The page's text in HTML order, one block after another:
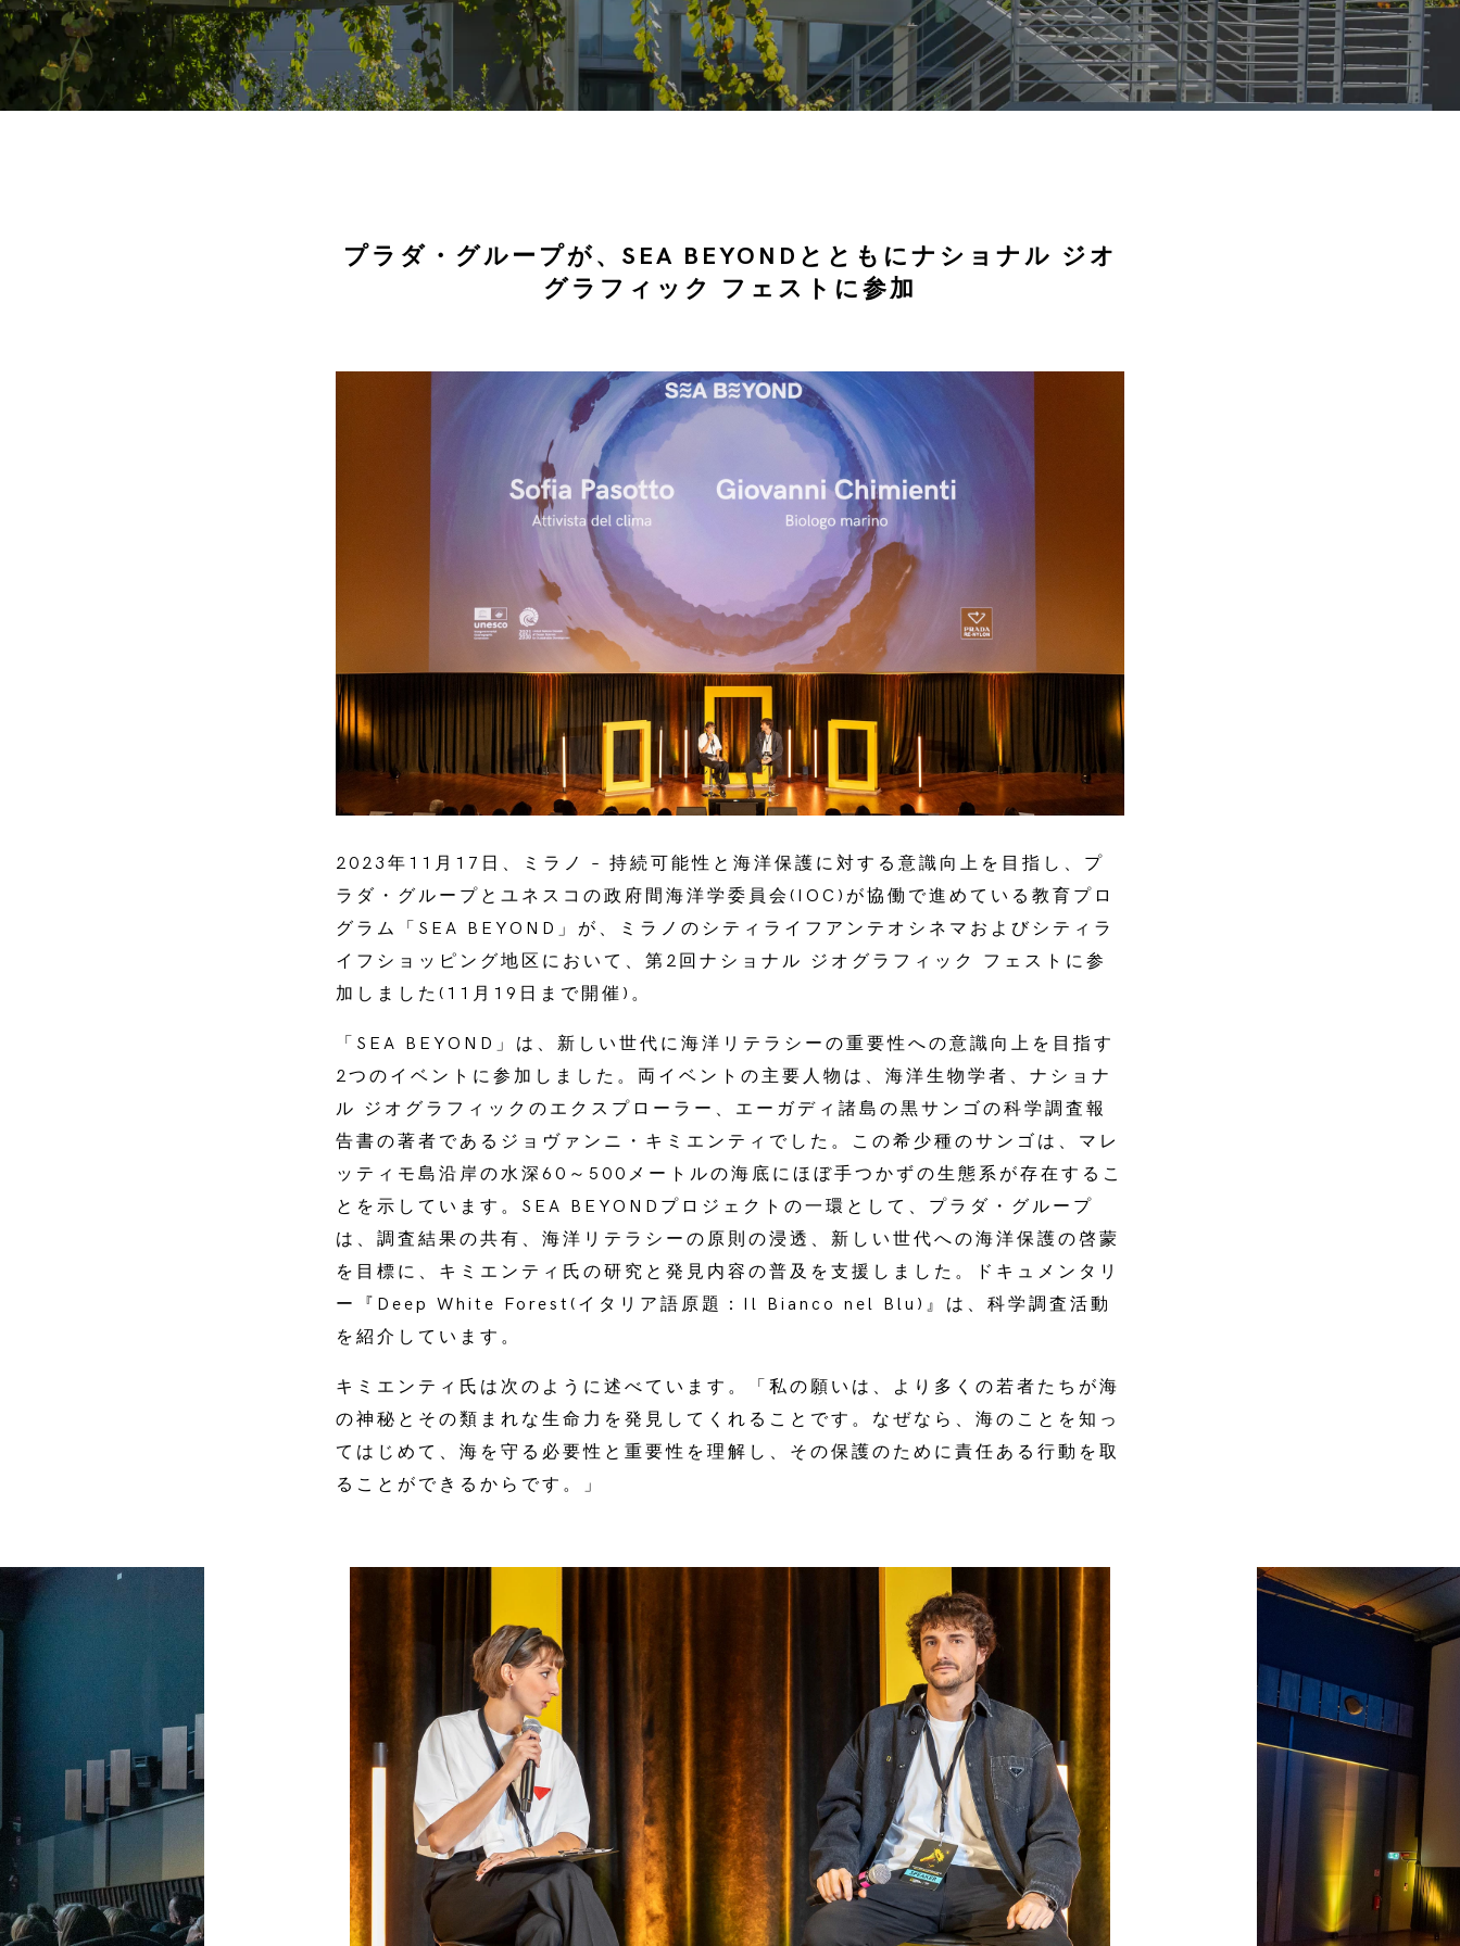
プラダ・グループが、SEA BEYONDとともにナショナル ジオ
グラフィック フェストに参加
2023年11月17日、ミラノ – 持続可能性と海洋保護に対する意識向上を目指し、プ
ラダ・グループとユネスコの政府間海洋学委員会(IOC)が協働で進めている教育プロ
グラム「SEA BEYOND」が、ミラノのシティライフアンテオシネマおよびシティラ
イフショッピング地区において、第2回ナショナル ジオグラフィック フェストに参
加しました(11月19日まで開催)。
「SEA BEYOND」は、新しい世代に海洋リテラシーの重要性への意識向上を目指す
2つのイベントに参加しました。両イベントの主要人物は、海洋生物学者、ナショナ
ル ジオグラフィックのエクスプローラー、エーガディ諸島の黒サンゴの科学調査報
告書の著者であるジョヴァンニ・キミエンティでした。この希少種のサンゴは、マレ
ッティモ島沿岸の水深60～500メートルの海底にほぼ手つかずの生態系が存在するこ
とを示しています。SEA BEYONDプロジェクトの一環として、プラダ・グループ
は、調査結果の共有、海洋リテラシーの原則の浸透、新しい世代への海洋保護の啓蒙
を目標に、キミエンティ氏の研究と発見内容の普及を支援しました。ドキュメンタリ
ー『Deep White Forest(イタリア語原題：Il Bianco nel Blu)』は、科学調査活動
を紹介しています。
キミエンティ氏は次のように述べています。「私の願いは、より多くの若者たちが海
の神秘とその類まれな生命力を発見してくれることです。なぜなら、海のことを知っ
てはじめて、海を守る必要性と重要性を理解し、その保護のために責任ある行動を取
ることができるからです。」